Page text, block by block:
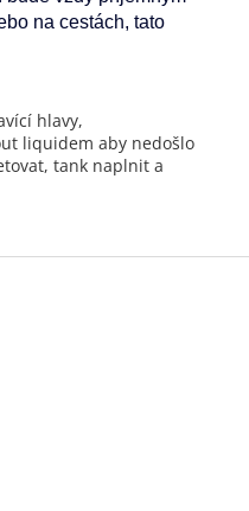
na cestách, tato
hlavy,
liquidem aby nedošlo
tank naplnit a